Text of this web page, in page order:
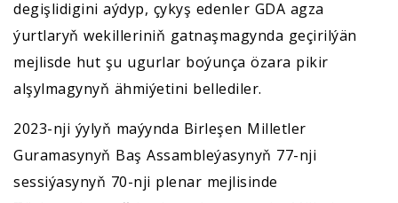
degişlidigini aýdyp, çykyş edenler GDA agza
ýurtlaryň wekilleriniň gatnaşmagynda geçirilýän
mejlisde hut şu ugurlar boýunça özara pikir
alşylmagynyň ähmiýetini bellediler.
2023-nji ýylyň maýynda Birleşen Milletler
Guramasynyň Baş Assambleýasynyň 77-nji
sessiýasynyň 70-nji plenar mejlisinde